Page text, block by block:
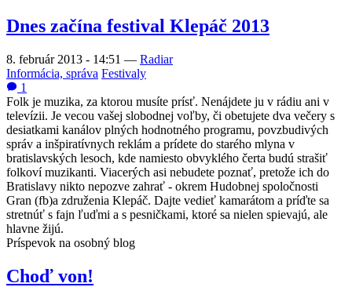
Dnes začína festival Klepáč 2013
8. február 2013 - 14:51 — Radiar
Informácia, správa Festivaly
1
Folk je muzika, za ktorou musíte prísť. Nenájdete ju v rádiu ani v
televízii. Je vecou vašej slobodnej voľby, či obetujete dva večery s
desiatkami kanálov plných hodnotného programu, povzbudivých
správ a inšpiratívnych reklám a prídete do starého mlyna v
bratislavských lesoch, kde namiesto obvyklého čerta budú strašiť
folkoví muzikanti. Viacerých asi nebudete poznať, pretože ich do
Bratislavy nikto nepozve zahrať - okrem Hudobnej spoločnosti
Gran (fb)a združenia Klepáč. Dajte vedieť kamarátom a príďte sa
stretnúť s fajn ľuďmi a s pesničkami, ktoré sa nielen spievajú, ale
hlavne žijú.
Príspevok na osobný blog
Choď von!